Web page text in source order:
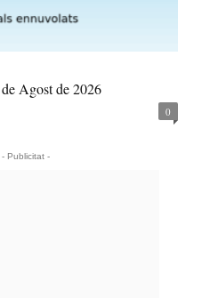
Agost de 2026
0
- Publicitat -